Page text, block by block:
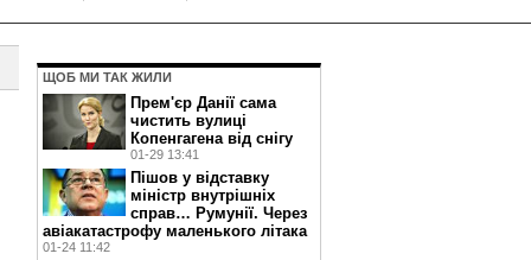
ЩОБ МИ ТАК ЖИЛИ
Прем'єр Данії сама
чистить вулиці
Копенгагена від снігу
01-29 13:41
Пішов у відставку
міністр внутрішніх
справ… Румунії. Через
авіакатастрофу маленького літака
01-24 11:42